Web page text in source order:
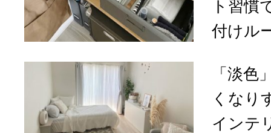
ト習慣
付けル
「淡
くなり
インテ